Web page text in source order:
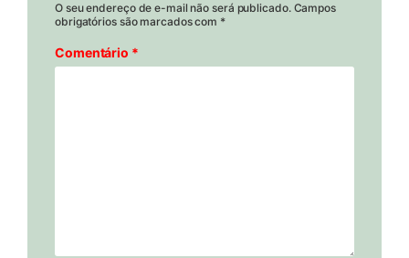
O seu endereço de e-mail não será publicado. Campos
obrigatórios são marcados com *
Comentário *